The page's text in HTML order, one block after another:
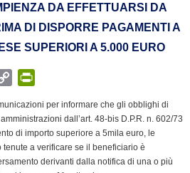
DA EFFETTUARSI DA
DI DISPORRE PAGAMENTI A
SUPERIORI A 5.000 EURO
C
p
y
L
i
i
n
t
F
per informare che gli obblighi di
dall’art. 48-bis D.P.R. n. 602/73
di importo superiore a 5mila euro, le
a verificare se il beneficiario è
derivanti dalla notifica di una o più